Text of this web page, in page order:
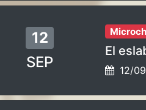
12
SEP
El
12/